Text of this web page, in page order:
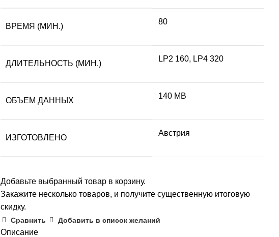
ВРЕМЯ (МИН.)
80
ДЛИТЕЛЬНОСТЬ (МИН.)
LP2 160, LP4 320
ОБЪЕМ ДАННЫХ
140 MB
ИЗГОТОВЛЕНО
Австрия
Добавьте выбранный товар в корзину.
Закажите несколько товаров, и получите существенную итоговую
скидку.
Сравнить Добавить в список желаний
Описание